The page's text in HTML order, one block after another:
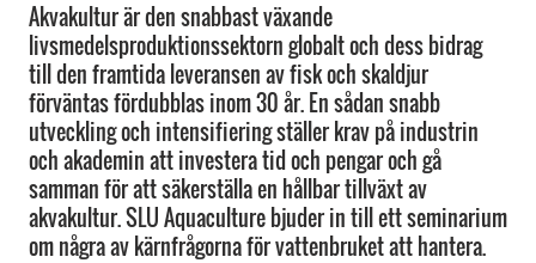
Akvakultur är den snabbast växande
livsmedelsproduktionssektorn globalt och dess bidrag
till den framtida leveransen av fisk och skaldjur
förväntas fördubblas inom 30 år. En sådan snabb
utveckling och intensifiering ställer krav på industrin
och akademin att investera tid och pengar och gå
samman för att säkerställa en hållbar tillväxt av
akvakultur. SLU Aquaculture bjuder in till ett seminarium
om några av kärnfrågorna för vattenbruket att hantera.